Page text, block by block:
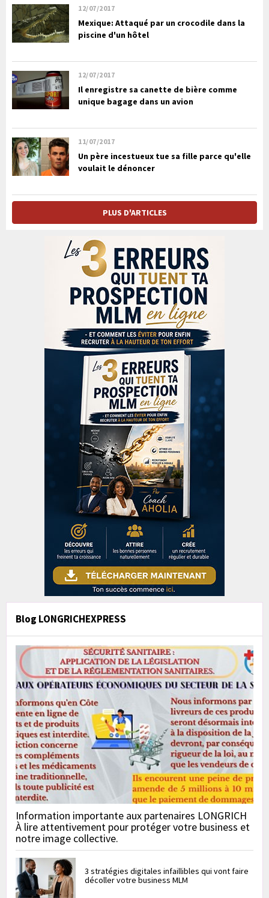
12/07/2017
Mexique: Attaqué par un crocodile dans la
piscine d'un hôtel
12/07/2017
Il enregistre sa canette de bière comme
unique bagage dans un avion
11/07/2017
Un père incestueux tue sa fille parce qu'elle
voulait le dénoncer
PLUS D'ARTICLES
Blog LONGRICHEXPRESS
Information importante aux partenaires LONGRICH
À lire attentivement pour protéger votre business et
notre image collective.
3 stratégies digitales infaillibles qui vont faire
décoller votre business MLM